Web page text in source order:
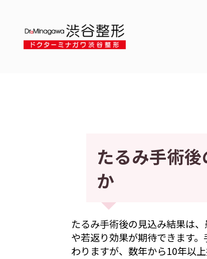
たるみ手術
か
たるみ手術後の見込み結果は
や若返り効果が期待できます
わりますが、数年から10年以